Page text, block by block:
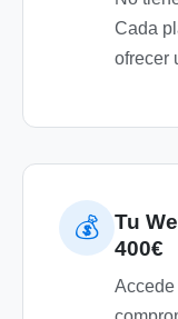
Cada
ofrecer
💰
Tu
400€
Accede